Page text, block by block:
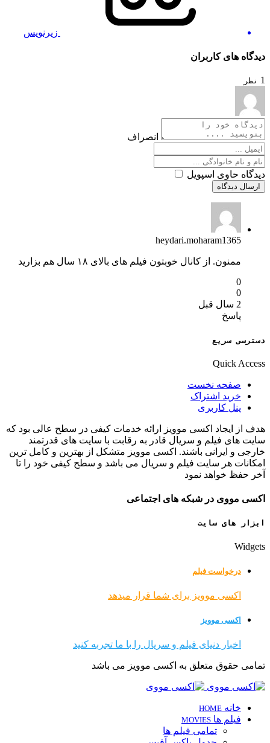
زیرنویس
دیدگاه های کاربران
1 نظر
انصراف
دیدگاه حاوی اسپویل
ارسال دیدگاه
heydari.moharam1365
ممنون. از کانال خوبتون فیلم های بالای ۱۸ سال هم بزارید
0
0
2 سال قبل
پاسخ
دسترسی سریع
Quick Access
صفحه نخست
خرید اشتراک
پنل کاربری
هدف از ایجاد اکسی موویز ارائه خدمات کیفی در سطح عالی بود که
سایت های فیلم و سریال قادر به رقابت با سایت های قدرتمند
خارجی و ایرانی باشند. اکسی موویز متشکل از بهترین و کامل ترین
امکانات هر سایت فیلم و سریال می باشد و سطح کیفی خود را تا
آخر حفظ خواهد نمود
اکسی مووی در شبکه های اجتماعی
ابزار های سایت
Widgets
درخواست فیلم
اکسی موویز برای شما قرار میدهد
اکسی موویز
اخبار دنیای فیلم و سریال را با ما تجربه کنید
تمامی حقوق متعلق به اکسی موویز می باشد
خانه HOME
فیلم ها MOVIES
تمامی فیلم ها